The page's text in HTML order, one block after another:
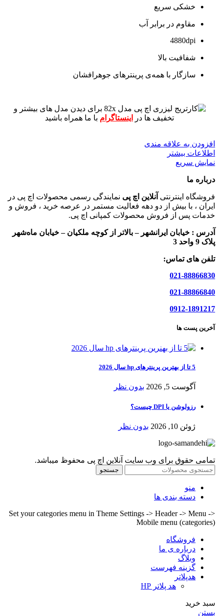
خشکی سریع
مقاوم در برابر آب
4880dpi
شفافیت بالا
سازگار با همه‌ی پرینترهای جوهرافشان
برای دیدن مدل های بیشتر و
تخفیف ها در
اینستاگرام با ما همراه باشید
افزودن به علاقه مندی
اطلاعات بیشتر
نمایش سریع
درباره ما
فروشگاه اینترنتی آنلاین اچ پی نمایندگی رسمی محصولات اچ پی در
ایران ، با بیش از دو دهه فعالیت مستمر در عرصه خرید ، فروش و
خدمات پس از فروش محصولات کمپانی اچ پی.
آدرس : خیابان ایرانشهر – بالاتر از کوچه ملکیان – خیابان ماه‌شهر
پلاک 9 واحد 3
تلفن های تماس:
021-88866830
021-88866840
0912-1891217
آخرین پست ها
5 تا از بهترین پرینترهای hp سال 2026
آگوست 5, 2026 بدون نظر
رزولوشن یا DPI چیست؟
ژوئن 10, 2026 بدون نظر
تمامی حقوق برای وب سایت آنلاین اچ پی محفوظ میباشد.
جستجو
منو
دسته بندی ها
Set your categories menu in Theme Settings -> Header -> Menu ->
Mobile menu (categories)
فروشگاه
درباره ی ما
وبلاگ
گزینه فهرست
هدپلاتر
هد پلاتر HP
سبد خرید
بستن